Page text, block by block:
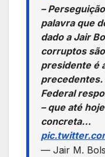
–
palavra que
dado a Jair
corruptos
presidente é
precedentes.
Federal
– que até
concreta…
— Jair M.